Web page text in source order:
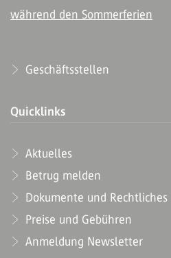
während den Sommerferien
Geschäftsstellen
Quicklinks
Aktuelles
Betrug melden
Dokumente und Rechtliches
Preise und Gebühren
Anmeldung Newsletter